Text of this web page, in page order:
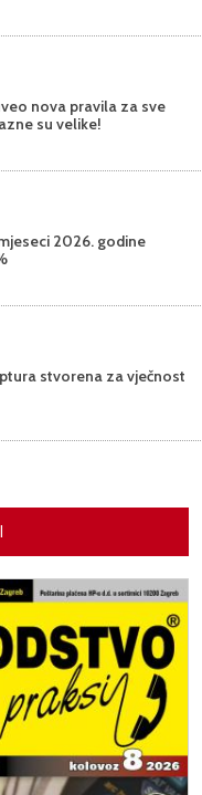
nova pravila za sve
su velike!
2026. godine
stvorena za vječnost